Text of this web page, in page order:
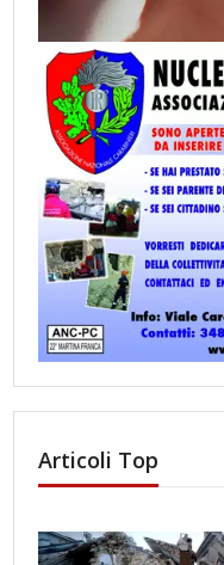
Articoli Top